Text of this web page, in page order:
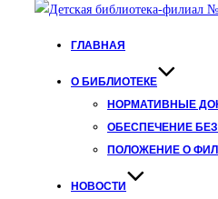
ГЛАВНАЯ
О БИБЛИОТЕКЕ
НОРМАТИВНЫЕ
ОБЕСПЕЧЕНИЕ
ПОЛОЖЕНИЕ О
НОВОСТИ